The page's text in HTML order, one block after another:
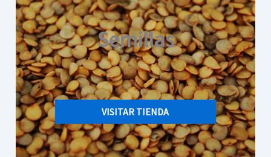
Semillas
VISITAR TIENDA